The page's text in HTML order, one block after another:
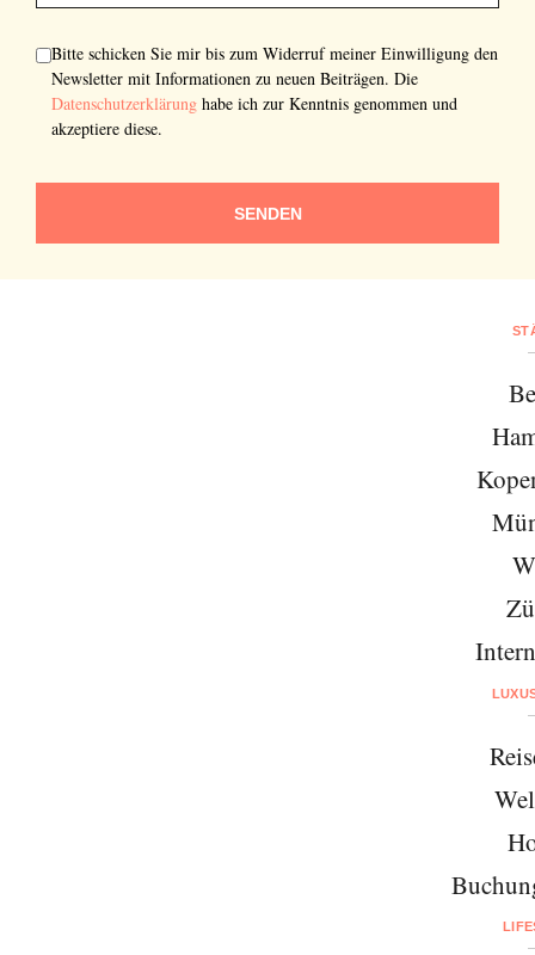
Bitte schicken Sie mir bis zum Widerruf meiner Einwilligung den
Newsletter mit Informationen zu neuen Beiträgen. Die
Datenschutzerklärung habe ich zur Kenntnis genommen und
akzeptiere diese.
SENDEN